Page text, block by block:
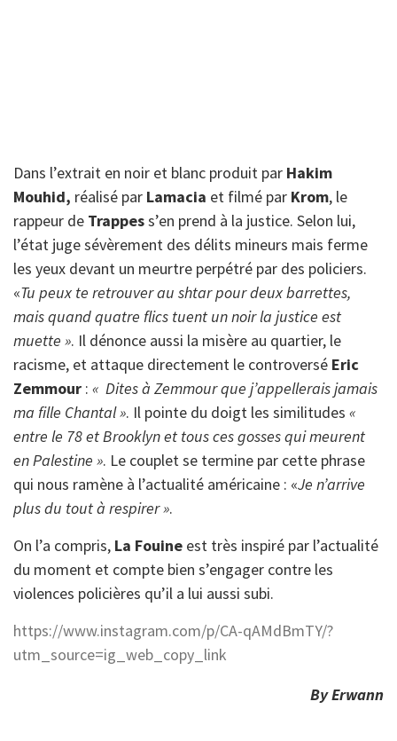
Dans l’extrait en noir et blanc produit par Hakim
Mouhid, réalisé par Lamacia et filmé par Krom, le
rappeur de Trappess’en prend à la justice. Selon lui,
l’état juge sévèrement des délits mineurs mais ferme
les yeux devant un meurtre perpétré par des policiers.
«Tu peux te retrouver au shtar pour deux barrettes,
mais quand quatre flics tuent un noir la justice est
muette ». Il dénonce aussi la misère au quartier, le
racisme, et attaque directement le controversé Eric
Zemmour : « Dites à Zemmour que j’appellerais jamais
ma fille Chantal ». Il pointe du doigt les similitudes «
entre le 78 et Brooklyn et tous ces gosses qui meurent
en Palestine ». Le couplet se termine par cette phrase
qui nous ramène à l’actualité américaine : «Je n’arrive
plus du tout à respirer ».
On l’a compris, La Fouine est très inspiré par l’actualité
du moment et compte bien s’engager contre les
violences policières qu’il a lui aussi subi.
https://www.instagram.com/p/CA-qAMdBmTY/?
utm_source=ig_web_copy_link
By Erwann